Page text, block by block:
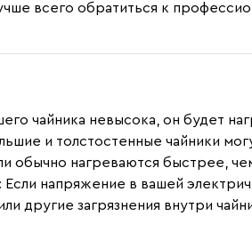
всего обратиться к
чайника невысока, он будет
и толстостенные чайники
обычно нагреваются быстрее,
: Если напряжение в вашей
другие загрязнения внутри